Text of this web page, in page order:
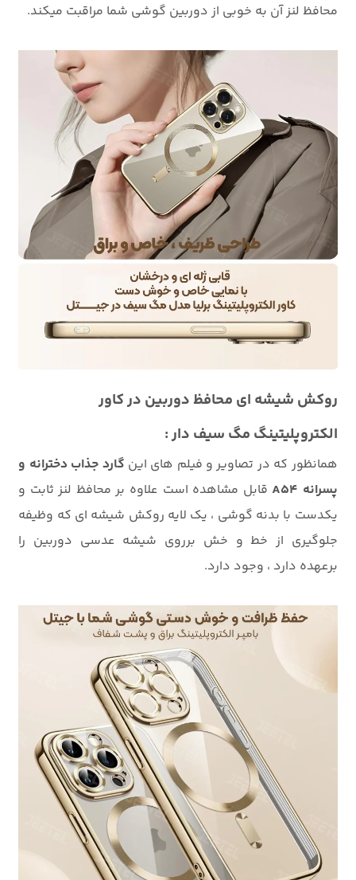
محافظ لنز آن به خوبی از دوربین گوشی شما مراقبت میکند.
روکش شیشه ای محافظ دوربین در کاور
الکتروپلیتینگ مگ سیف دار :
همانظور که در تصاویر و فیلم های این گارد جذاب دخترانه و
پسرانه A54
قابل مشاهده است علاوه بر محافظ لنز ثابت و
یکدست با بدنه گوشی ، یک لایه روکش شیشه ای که وظیفه
جلوگیری از خط و خش برروی شیشه عدسی دوربین را
برعهده دارد ، وجود دارد.